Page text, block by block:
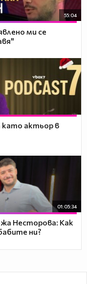
55:04
ми се
като актьор в
01:05:34
Несторова: Как
ни?